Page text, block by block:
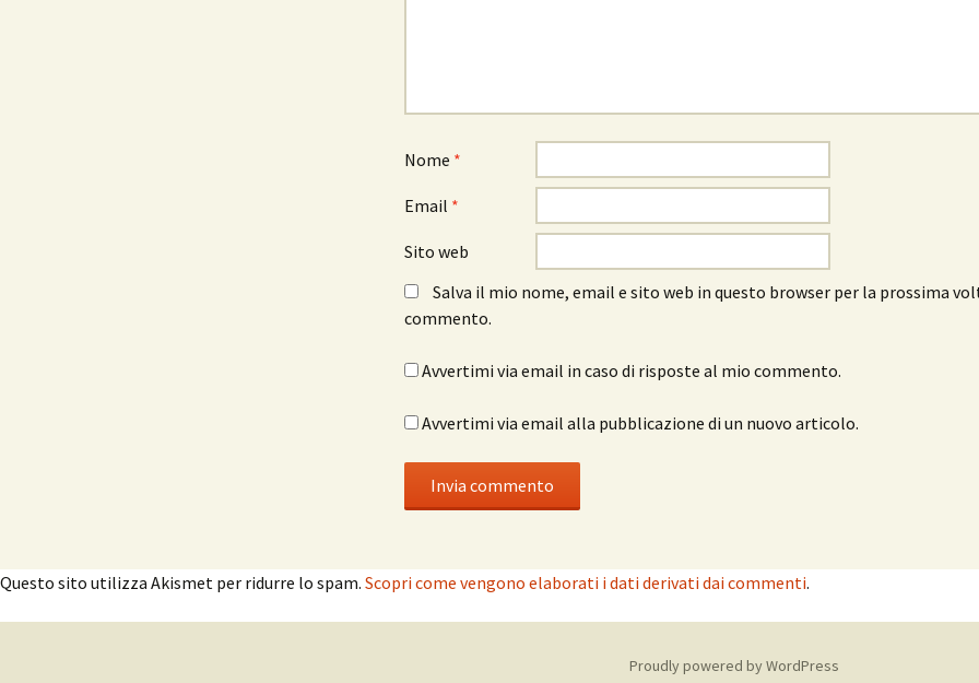
Nome *
Email *
Sito web
Salva il mio nome, email e sito web in questo browser per la prossima
commento.
Avvertimi via email in caso di risposte al mio commento.
Avvertimi via email alla pubblicazione di un nuovo articolo.
Questo sito utilizza Akismet per ridurre lo spam. Scopri come vengono elaborati i dati derivati dai commenti.
Proudly powered by WordPress